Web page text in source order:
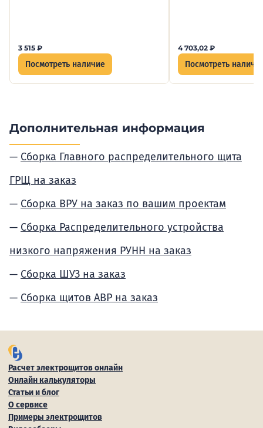
3 515 ₽
Посмотреть наличие
4 703,02 ₽
Посмотреть
Дополнительная информация
Сборка Главного распределительного щита
ГРЩ на заказ
Сборка ВРУ на заказ по вашим проектам
Сборка Распределительного устройства
низкого напряжения РУНН на заказ
Сборка ШУЗ на заказ
Сборка щитов АВР на заказ
Расчет электрощитов онлайн
Онлайн калькуляторы
Статьи и блог
О сервисе
Примеры электрощитов